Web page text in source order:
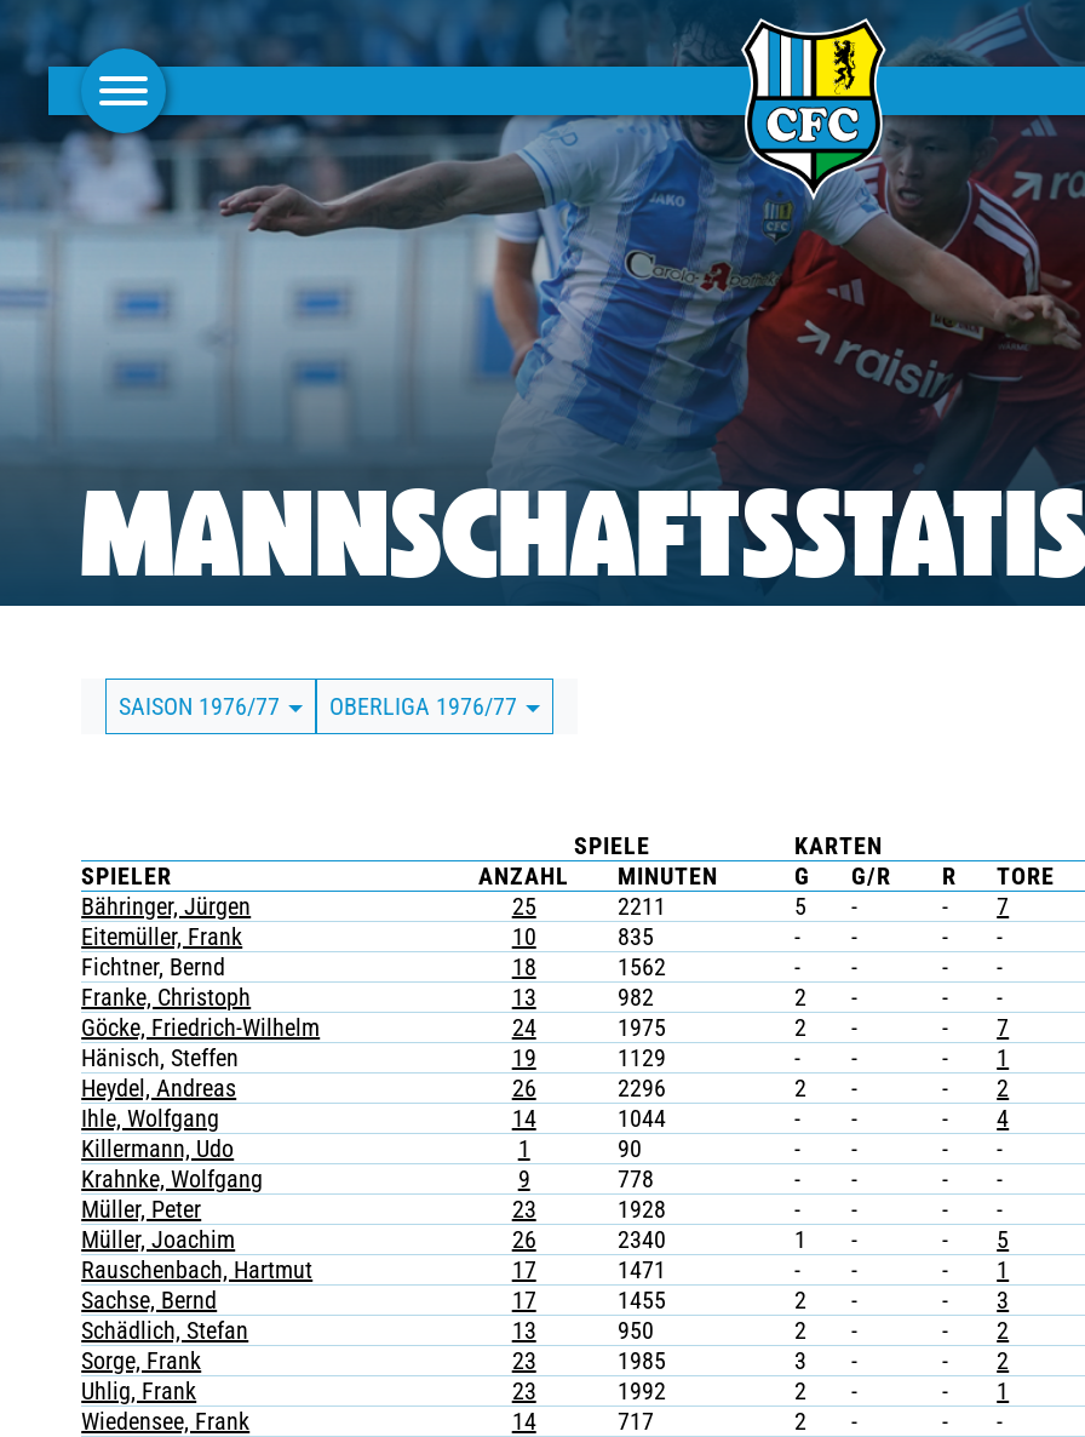
AKTUELLES
FRAUEN
CLUBMITGLIEDSCHAFT
BUSINESS
SÜDKURVE
TICKETING
SAISON 1976/77 OBERLIGA 1976/77
SPIELE
KARTEN
SPIELER
ANZAHL MINUTEN G G/R R
TORE
Bähringer, Jürgen
25 2211 5 - -
7
Eitemüller, Frank
10 835 - - -
-
Fichtner, Bernd
18 1562 - - -
-
Franke, Christoph
13 982 2 - -
-
Göcke, Friedrich-Wilhelm
24 1975 2 - -
7
Hänisch, Steffen
19 1129 - - -
1
Heydel, Andreas
26 2296 2 - -
2
Ihle, Wolfgang
14 1044 - - -
4
Killermann, Udo
1 90 - - -
-
Krahnke, Wolfgang
9 778 - - -
-
Müller, Peter
23 1928 - - -
-
Müller, Joachim
26 2340 1 - -
5
Rauschenbach, Hartmut
17 1471 - - -
1
Sachse, Bernd
17 1455 2 - -
3
Schädlich, Stefan
13 950 2 - -
2
Sorge, Frank
23 1985 3 - -
2
Uhlig, Frank
23 1992 2 - -
1
Wiedensee, Frank
14 717 2 - - -